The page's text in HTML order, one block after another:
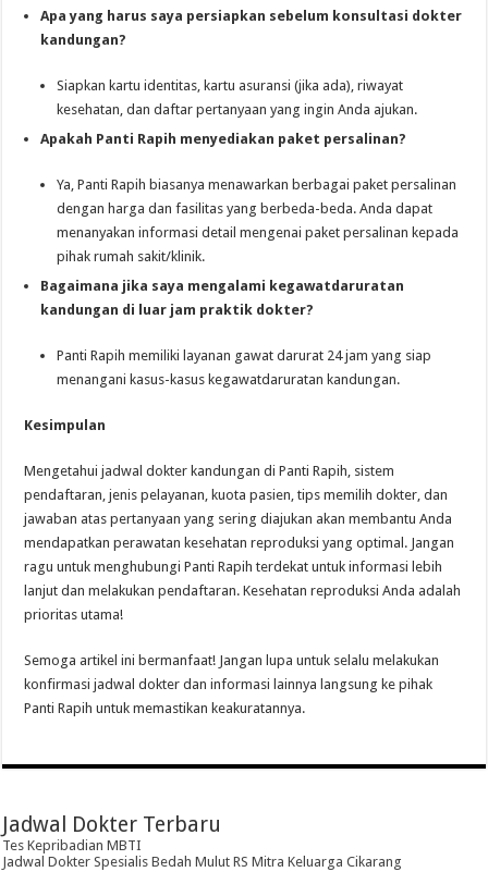
Apa yang harus saya persiapkan sebelum konsultasi dokter
kandungan?
Siapkan kartu identitas, kartu asuransi (jika ada), riwayat
kesehatan, dan daftar pertanyaan yang ingin Anda ajukan.
Apakah Panti Rapih menyediakan paket persalinan?
Ya, Panti Rapih biasanya menawarkan berbagai paket persalinan
dengan harga dan fasilitas yang berbeda-beda. Anda dapat
menanyakan informasi detail mengenai paket persalinan kepada
pihak rumah sakit/klinik.
Bagaimana jika saya mengalami kegawatdaruratan
kandungan di luar jam praktik dokter?
Panti Rapih memiliki layanan gawat darurat 24 jam yang siap
menangani kasus-kasus kegawatdaruratan kandungan.
Kesimpulan
Mengetahui jadwal dokter kandungan di Panti Rapih, sistem
pendaftaran, jenis pelayanan, kuota pasien, tips memilih dokter, dan
jawaban atas pertanyaan yang sering diajukan akan membantu Anda
mendapatkan perawatan kesehatan reproduksi yang optimal. Jangan
ragu untuk menghubungi Panti Rapih terdekat untuk informasi lebih
lanjut dan melakukan pendaftaran. Kesehatan reproduksi Anda adalah
prioritas utama!
Semoga artikel ini bermanfaat! Jangan lupa untuk selalu melakukan
konfirmasi jadwal dokter dan informasi lainnya langsung ke pihak
Panti Rapih untuk memastikan keakuratannya.
Jadwal Dokter Terbaru
Tes Kepribadian MBTI
Jadwal Dokter Spesialis Bedah Mulut RS Mitra Keluarga Cikarang